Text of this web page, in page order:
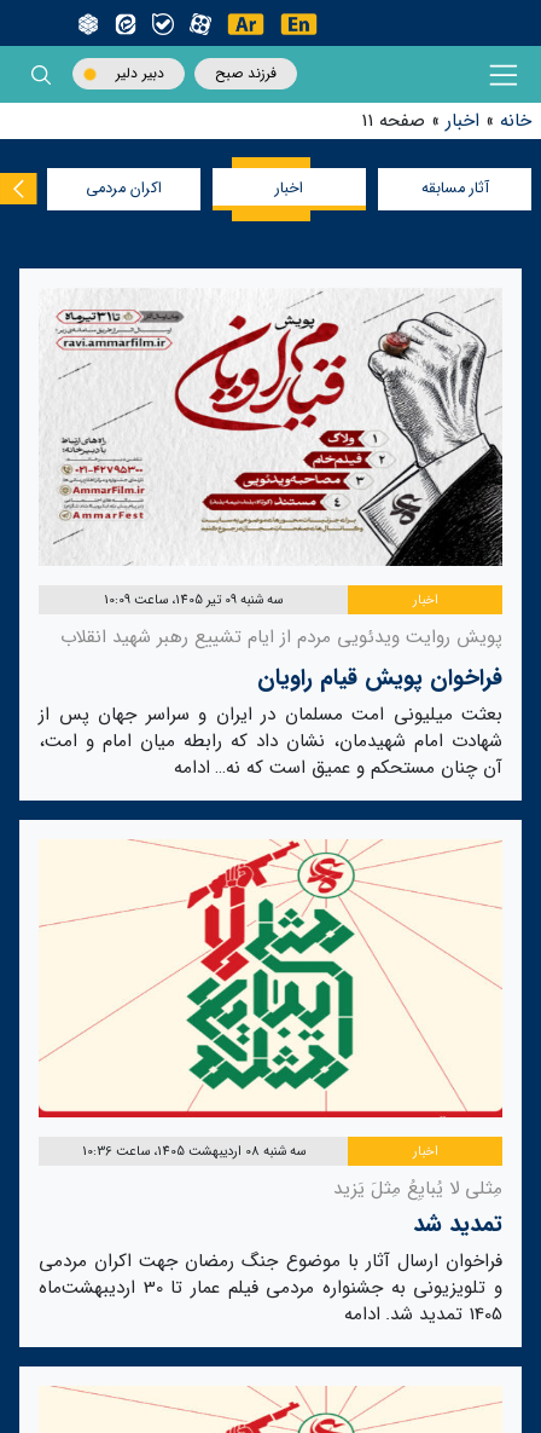
فرزند صبح دبیر دلیر
خانه » اخبار » صفحه 11
آثار مسابقه اخبار اکران مردمی
اخبار سه شنبه 09 تیر 1405، ساعت 10:09
پویش روایت ویدئویی مردم از ایام تشییع رهبر شهید انقلاب
فراخوان پویش قیام راویان
بعثت میلیونی امت مسلمان در ایران و سراسر جهان پس از
شهادت امام شهیدمان، نشان داد که رابطه میان امام و امت،
آن چنان مستحکم و عمیق است که نه… ادامه
اخبار سه شنبه 08 اردیبهشت 1405، ساعت 10:36
مِثلی لا یُبایِعُ مِثلَ یَزید
تمدید شد
فراخوان ارسال آثار با موضوع جنگ رمضان جهت اکران مردمی
و تلویزیونی به جشنواره مردمی فیلم عمار تا 30 اردیبهشت‌ماه
1405 تمدید شد.
ادامه